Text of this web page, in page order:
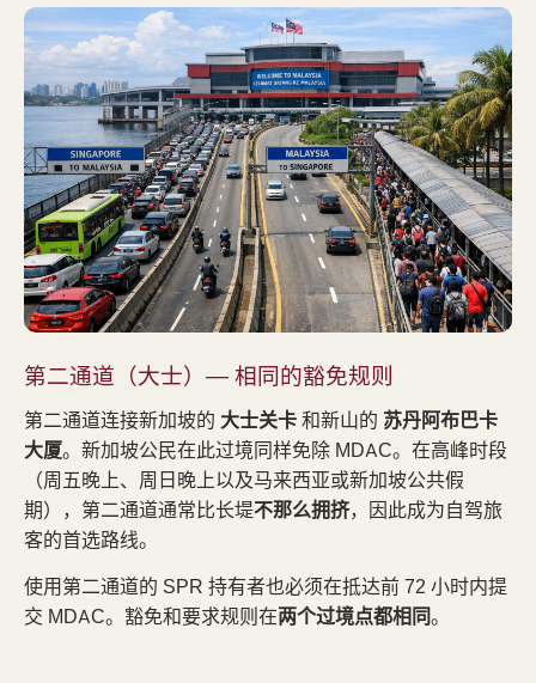
第二通道（大士）— 相同的豁免规则
第二通道连接新加坡的 大士关卡和新山的 苏丹阿布巴卡
大厦。新加坡公民在此过境同样免除 MDAC。在高峰时段
（周五晚上、周日晚上以及马来西亚或新加坡公共假
期），第二通道通常比长堤不那么拥挤，因此成为自驾旅
客的首选路线。
使用第二通道的 SPR 持有者也必须在抵达前 72 小时内提
交 MDAC。豁免和要求规则在两个过境点都相同。